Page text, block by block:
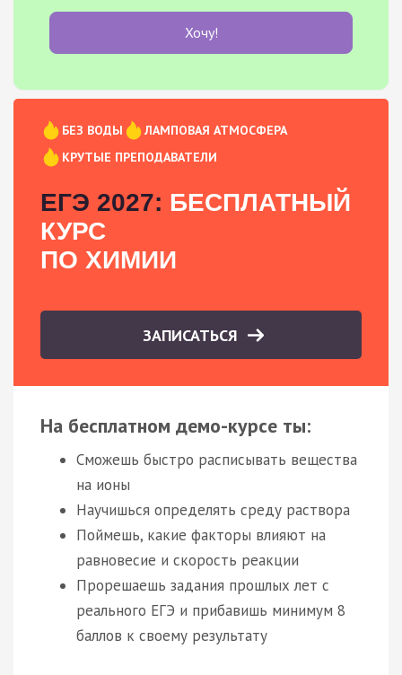
Хочу!
БЕЗ ВОДЫ
ЛАМПОВАЯ АТМОСФЕРА
КРУТЫЕ ПРЕПОДАВАТЕЛИ
ЕГЭ 2027: БЕСПЛАТНЫЙ
КУРС
ПО ХИМИИ
ЗАПИСАТЬСЯ
На бесплатном демо-курсе ты:
Сможешь быстро расписывать вещества
на ионы
Научишься определять среду раствора
Поймешь, какие факторы влияют на
равновесие и скорость реакции
Прорешаешь задания прошлых лет с
реального ЕГЭ и прибавишь минимум 8
баллов к своему результату